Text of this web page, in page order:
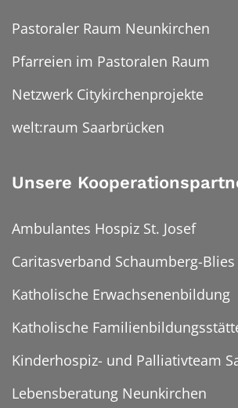
Pastoraler Raum Neunkirchen
Pfarreien im Pastoralen Raum
Netzwerk Citykirchenprojekte
welt:raum Saarbrücken
Unsere
Ambulantes Hospiz St. Josef
Caritasverband Schaumberg-Blies
Katholische Erwachsenenbildung
Katholische
Kinderhospiz- und Palliativteam
Lebensberatung Neunkirchen